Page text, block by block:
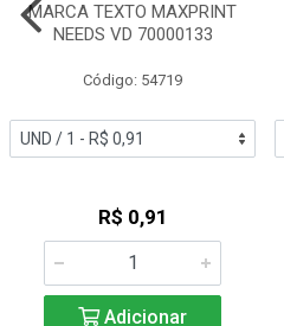
MARCA TEXTO MAXPRINT
NEEDS VD 70000133
Código: 54719
R$ 0,91
Adicionar